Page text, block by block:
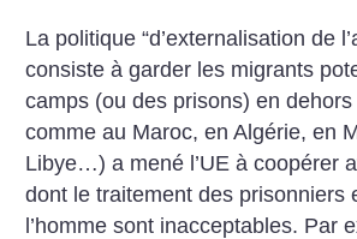
La politique “d’externalisation de
consiste à garder les migrants
camps (ou des prisons) en dehors
comme au Maroc, en Algérie, en
Libye…) a mené l’UE à coopérer
dont le traitement des prisonniers
l’homme sont inacceptables. Par